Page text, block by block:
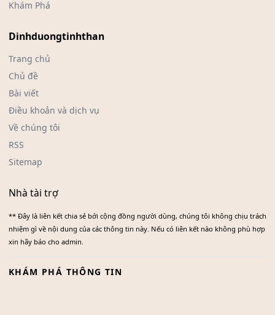
Khám Phá
Dinhduongtinhthan
Trang chủ
Chủ đề
Bài viết
Điều khoản và dịch vụ
Về chúng tôi
RSS
Sitemap
Nhà tài trợ
** Đây là liên kết chia sẻ bới cộng đồng người dùng, chúng tôi không chịu trách
nhiệm gì về nội dung của các thông tin này. Nếu có liên kết nào không phù hợp
xin hãy báo cho admin.
KHÁM PHÁ THÔNG TIN